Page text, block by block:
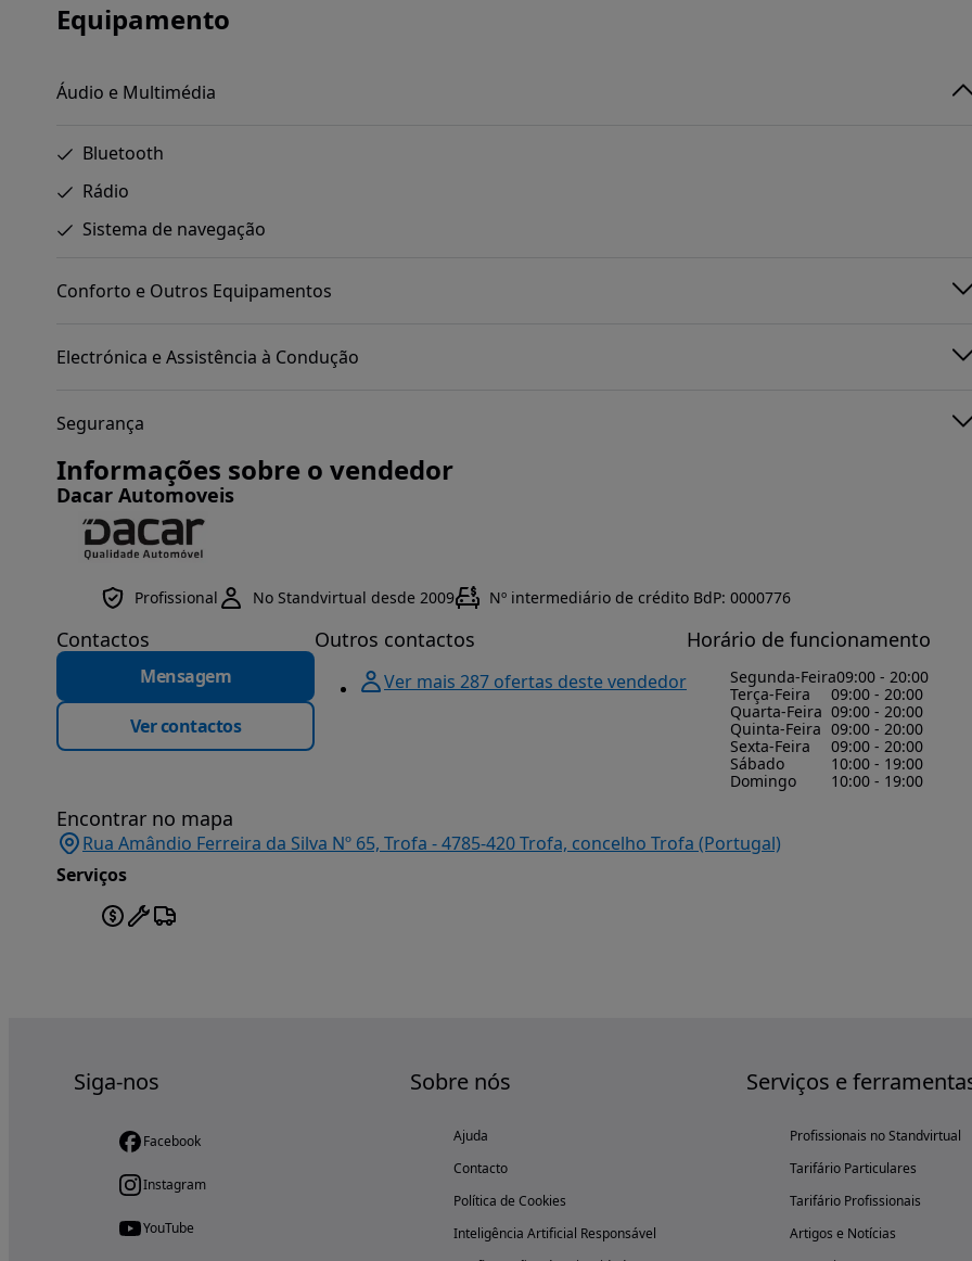
Equipamento
Áudio e Multimédia
Bluetooth
Rádio
Sistema de navegação
Conforto e Outros Equipamentos
Electrónica e Assistência à Condução
Segurança
Informações sobre o vendedor
Dacar Automoveis
Profissional No Standvirtual desde 2009 Nº intermediário de crédito BdP: 0000776
Contactos
Mensagem
Ver contactos
Outros contactos
Ver mais 287 ofertas deste vendedor
Horário de funcionamento
Segunda-Feira09:00 - 20:00
Terça-Feira
09:00 - 20:00
Quarta-Feira 09:00 - 20:00
Quinta-Feira 09:00 - 20:00
Sexta-Feira
09:00 - 20:00
Sábado
10:00 - 19:00
Domingo
10:00 - 19:00
Encontrar no mapa
Rua Amândio Ferreira da Silva Nº 65, Trofa - 4785-420 Trofa, concelho Trofa (Portugal)
Serviços
Siga-nos
Facebook
Instagram
YouTube
Sobre nós
Ajuda
Contacto
Política de Cookies
Inteligência Artificial Responsável
Serviços e
Profissionais no Standvirtual
Tarifário Particulares
Tarifário Profissionais
Artigos e Notícias